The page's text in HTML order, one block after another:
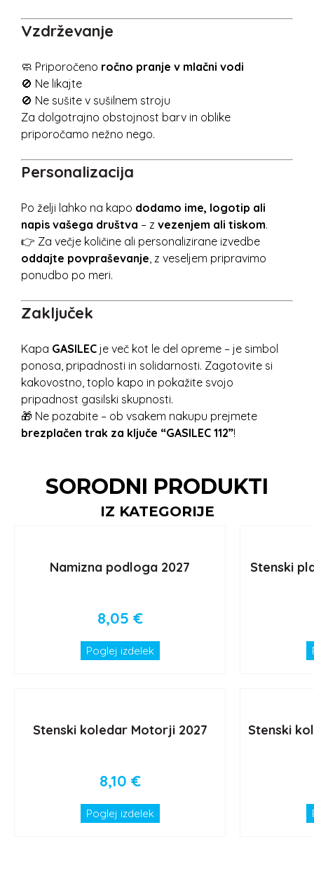
Vzdrževanje
🧼 Priporočeno ročno pranje v mlačni vodi
🚫 Ne likajte
🚫 Ne sušite v sušilnem stroju
Za dolgotrajno obstojnost barv in oblike
priporočamo nežno nego.
Personalizacija
Po želji lahko na kapo dodamo ime, logotip ali
napis vašega društva – z vezenjem ali tiskom.
👉 Za večje količine ali personalizirane izvedbe
oddajte povpraševanje, z veseljem pripravimo
ponudbo po meri.
Zaključek
Kapa GASILEC je več kot le del opreme – je simbol
ponosa, pripadnosti in solidarnosti. Zagotovite si
kakovostno, toplo kapo in pokažite svojo
pripadnost gasilski skupnosti.
🎁 Ne pozabite – ob vsakem nakupu prejmete
brezplačen trak za ključe “GASILEC 112”!
SORODNI PRODUKTI
IZ KATEGORIJE
Namizna podloga 2027
8,05 €
Poglej izdelek
Stenski
Stenski koledar Motorji 2027
8,10 €
Poglej izdelek
Stenski